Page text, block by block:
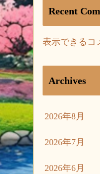
Recent
表示できるコ
Archives
2026年8月
2026年7月
2026年6月